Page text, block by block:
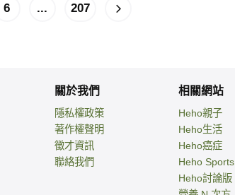
6 ... 207
關於我們
隱私權政策
著作權聲明
徵才資訊
聯絡我們
相關網站
Heho親子
Heho生活
Heho癌症
Heho Sports
Heho討論版